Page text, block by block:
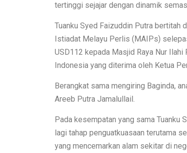
tertinggi sejajar dengan dinamik
Tuanku Syed Faizuddin Putra bertitah
Istiadat Melayu Perlis (MAIPs)
USD112 kepada Masjid Raya Nur Ilahi
Indonesia yang diterima oleh Ketua
Berangkat sama mengiring Baginda,
Areeb Putra Jamalullail.
Pada kesempatan yang sama Tuanku
lagi tahap penguatkuasaan terutama
yang mencemarkan alam sekitar di